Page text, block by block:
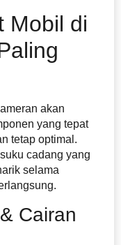
Mobil di
akan
yang tepat
tetap optimal.
cadang yang
selama
Cairan